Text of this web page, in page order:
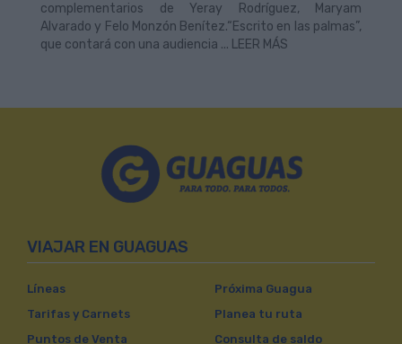
complementarios de Yeray Rodríguez, Maryam
Alvarado y Felo Monzón Benítez.“Escrito en las palmas”,
que contará con una audiencia ... LEER MÁS
VIAJAR EN GUAGUAS
Líneas
Tarifas y Carnets
Puntos de Venta
Próxima Guagua
Planea tu ruta
Consulta de saldo